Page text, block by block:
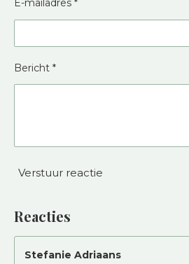
E-mailadres *
Bericht *
Verstuur reactie
Reacties
Stefanie Adriaans